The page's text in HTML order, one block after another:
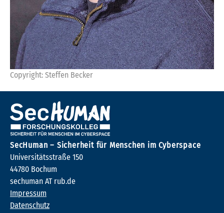
Copyright: Steffen Becker
SecHuman – Sicherheit für Menschen im Cyberspace
Universitätsstraße 150
44780 Bochum
sechuman AT rub.de
Impressum
Datenschutz